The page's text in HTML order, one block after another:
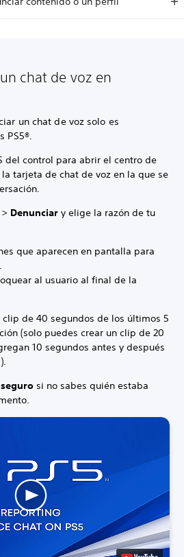
chat de voz en
un chat de voz solo es
PS5®.
del control para abrir el centro de
tarjeta de chat de voz en la que se
> Denunciar y elige la razón de tu
que aparecen en pantalla para
al usuario al final de la
clip de 40 segundos de los últimos 5
(solo puedes crear un clip de 20
10 segundos antes y después
si no sabes quién estaba